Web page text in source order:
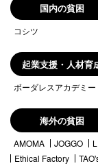
国内の貧困
コシツ
起業支援・人材育
ボーダレスアカデミー
海外の貧困
AMOMA JOGGO
Ethical Factory